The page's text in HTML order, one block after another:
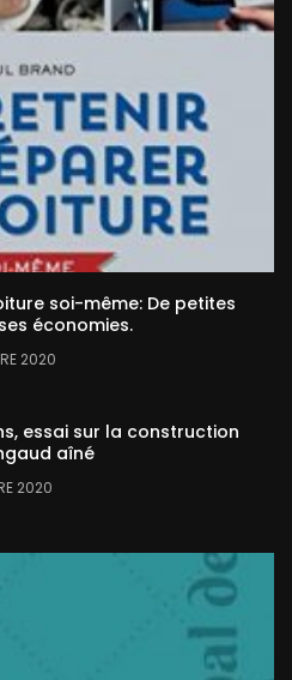
soi-même: De petites
économies.
2020
essai sur la construction
aîné
2020